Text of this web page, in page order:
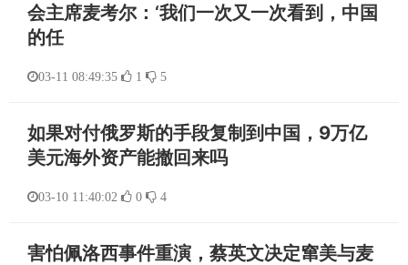
会主席麦考尔：‘我们一次又一次看到，中国
的任
03-11 08:49:35 1 5
如果对付俄罗斯的手段复制到中国，9万亿
美元海外资产能撤回来吗
03-10 11:40:02 0 4
害怕佩洛西事件重演，蔡英文决定窜美与麦